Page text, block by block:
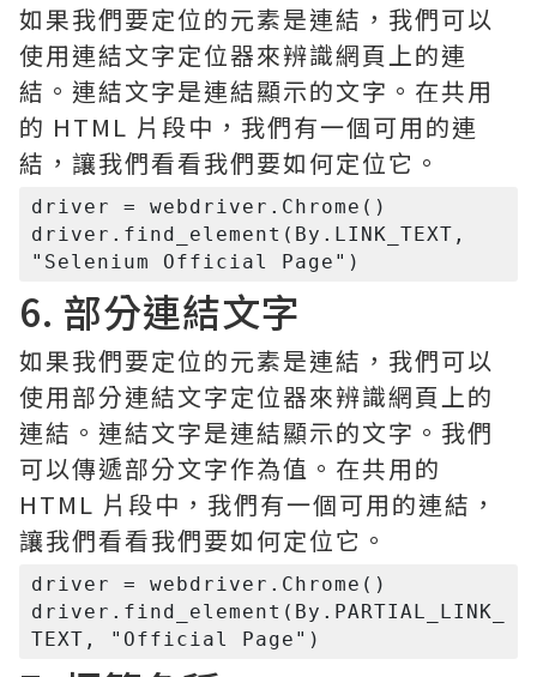
如果我們要定位的元素是連結，我們可以
使用連結文字定位器來辨識網頁上的連
結。連結文字是連結顯示的文字。在共用
的 HTML 片段中，我們有一個可用的連
結，讓我們看看我們要如何定位它。
driver = webdriver.Chrome()
driver.find_element(By.LINK_TEXT,
6. 部分連結文字
如果我們要定位的元素是連結，我們可以
使用部分連結文字定位器來辨識網頁上的
連結。連結文字是連結顯示的文字。我們
可以傳遞部分文字作為值。在共用的
HTML 片段中，我們有一個可用的連結，
讓我們看看我們要如何定位它。
driver = webdriver.Chrome()
driver.find_element(By.PARTIAL_LINK_